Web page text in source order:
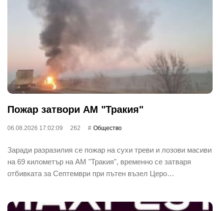
Пожар затвори АМ "Тракия"
06.08.2026 17:02:09 262 Общество
Заради разразилия се пожар на сухи треви и лозови масиви
на 69 километър на АМ "Тракия", временно се затваря
отбивката за Септември при пътен възел Церо…